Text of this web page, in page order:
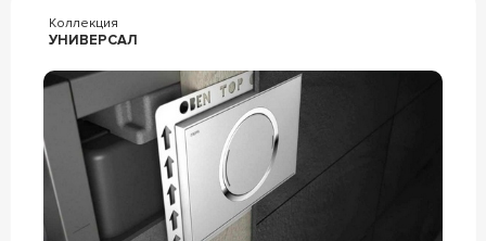
Коллекция
УНИВЕРСАЛ